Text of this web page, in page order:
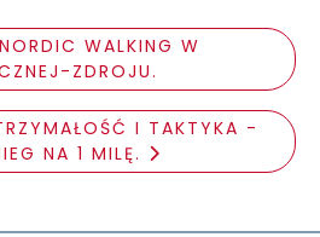
WALKING W
ZDROJU.
I TAKTYKA -
NA 1 MILĘ.